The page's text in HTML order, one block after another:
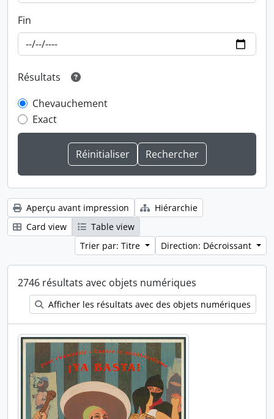
Fin
Résultats
Chevauchement
Exact
Aperçu avant impression
Hiérarchie
Card view
Table view
Trier par: Titre
Direction: Décroissant
2746 résultats avec objets numériques
Afficher les résultats avec des objets numériques